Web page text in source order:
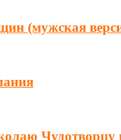
(мужская
Чудотворцу